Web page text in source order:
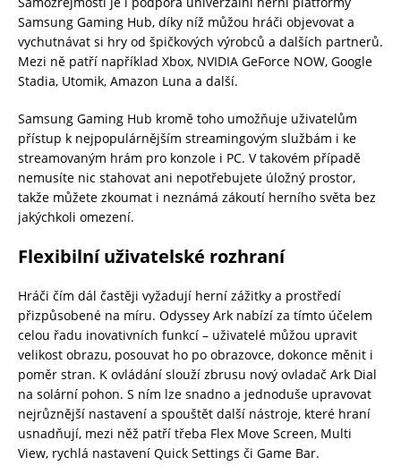
Samsung Gaming Hub, díky níž můžou hráči objevovat a
vychutnávat si hry od špičkových výrobců a dalších partnerů.
Mezi ně patří například Xbox, NVIDIA GeForce NOW, Google
Stadia, Utomik, Amazon Luna a další.
Samsung Gaming Hub kromě toho umožňuje uživatelům
přístup k nejpopulárnějším streamingovým službám i ke
streamovaným hrám pro konzole i PC. V takovém případě
nemusíte nic stahovat ani nepotřebujete úložný prostor,
takže můžete zkoumat i neznámá zákoutí herního světa bez
jakýchkoli omezení.
Flexibilní uživatelské rozhraní
Hráči čím dál častěji vyžadují herní zážitky a prostředí
přizpůsobené na míru. Odyssey Ark nabízí za tímto účelem
celou řadu inovativních funkcí – uživatelé můžou upravit
velikost obrazu, posouvat ho po obrazovce, dokonce měnit i
poměr stran. K ovládání slouží zbrusu nový ovladač Ark Dial
na solární pohon. S ním lze snadno a jednoduše upravovat
nejrůznější nastavení a spouštět další nástroje, které hraní
usnadňují, mezi něž patří třeba Flex Move Screen, Multi
View, rychlá nastavení Quick Settings či Game Bar.